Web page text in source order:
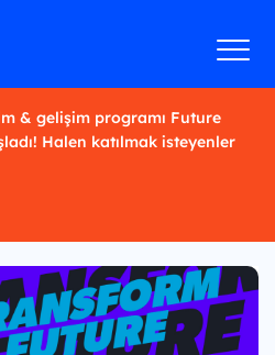
& gelişim programı Future
Halen katılmak isteyenler